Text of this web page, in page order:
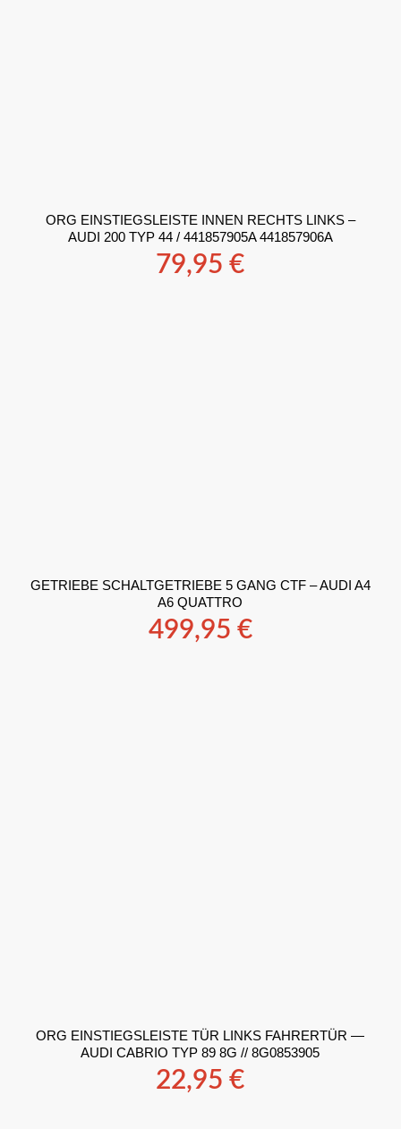
ORG EINSTIEGSLEISTE INNEN RECHTS LINKS –
AUDI 200 TYP 44 / 441857905A 441857906A
79,95€
GETRIEBE SCHALTGETRIEBE 5 GANG CTF – AUDI A4
A6 QUATTRO
499,95 €
ORG EINSTIEGSLEISTE TÜR LINKS FAHRERTÜR —
AUDI CABRIO TYP 89 8G // 8G0853905
22,95€